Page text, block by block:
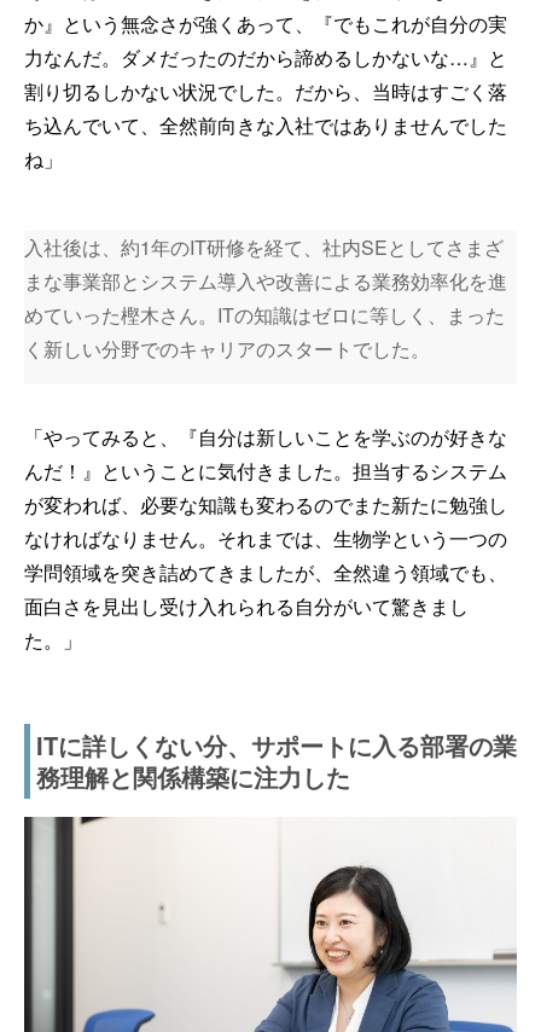
か』という無念さが強くあって、『でもこれが自分の実
力なんだ。ダメだったのだから諦めるしかないな…』と
割り切るしかない状況でした。だから、当時はすごく落
ち込んでいて、全然前向きな入社ではありませんでした
ね」
入社後は、約1年のIT研修を経て、社内SEとしてさまざ
まな事業部とシステム導入や改善による業務効率化を進
めていった樫木さん。ITの知識はゼロに等しく、まった
く新しい分野でのキャリアのスタートでした。
「やってみると、『自分は新しいことを学ぶのが好きな
んだ！』ということに気付きました。担当するシステム
が変われば、必要な知識も変わるのでまた新たに勉強し
なければなりません。それまでは、生物学という一つの
学問領域を突き詰めてきましたが、全然違う領域でも、
面白さを見出し受け入れられる自分がいて驚きまし
た。」
ITに詳しくない分、サポートに入る部署の業
務理解と関係構築に注力した